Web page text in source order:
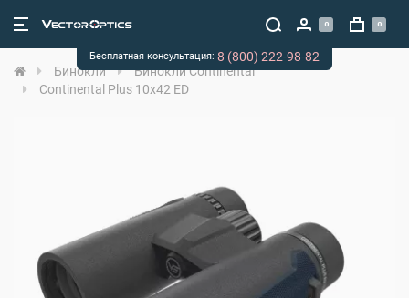
0 0
Бинокли
Бинокли Continental
Continental Plus 10x42 ED
Бесплатная консультация: 8 (800) 222-98-82